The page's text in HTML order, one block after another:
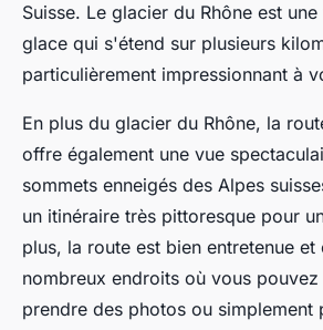
Suisse. Le glacier du Rhône est
glace qui s'étend sur plusieurs
particulièrement impressionnant à
En plus du glacier du Rhône, la
offre également une vue
sommets enneigés des Alpes
un itinéraire très pittoresque pour
plus, la route est bien entretenue
nombreux endroits où vous
prendre des photos ou simplement